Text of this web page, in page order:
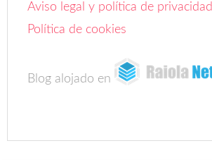
Aviso legal y política de privacidad
Política de cookies
Blog alojado en